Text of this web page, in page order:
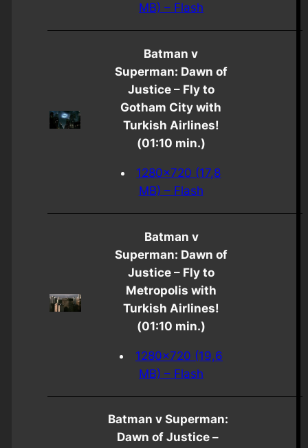
MB) – Flash
Batman v
Superman: Dawn of
Justice – Fly to
Gotham City with
Turkish Airlines!
(01:10 min.)
1280×720 (17,8
MB) – Flash
Batman v
Superman: Dawn of
Justice – Fly to
Metropolis with
Turkish Airlines!
(01:10 min.)
1280×720 (19,6
MB) – Flash
Batman v Superman:
Dawn of Justice –